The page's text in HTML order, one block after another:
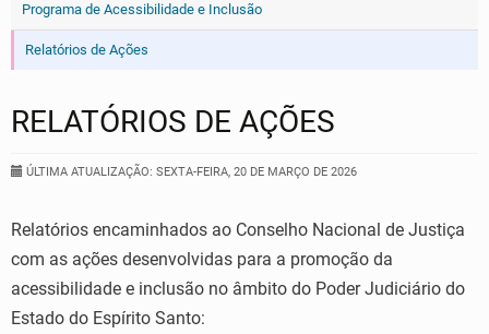
Programa de Acessibilidade e Inclusão
Relatórios de Ações
RELATÓRIOS DE AÇÕES
ÚLTIMA ATUALIZAÇÃO: SEXTA-FEIRA, 20 DE MARÇO DE 2026
Relatórios encaminhados ao Conselho Nacional de Justiça
com as ações desenvolvidas para a promoção da
acessibilidade e inclusão no âmbito do Poder Judiciário do
Estado do Espírito Santo: